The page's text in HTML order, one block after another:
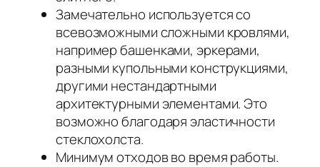
Замечательно используется со
всевозможными сложными кровлями,
например башенками, эркерами,
разными купольными конструкциями,
другими нестандартными
архитектурными элементами. Это
возможно благодаря эластичности
стеклохолста.
Минимум отходов во время работы.